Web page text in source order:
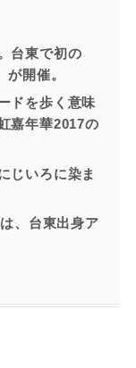
台東で初の
開催。
ドを歩く意味
嘉年華2017の
じいろに染ま
、台東出身ア